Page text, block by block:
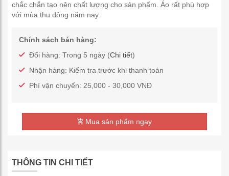
chắc chắn tạo nên chất lượng cho sản phẩm. Áo rất phù hợp
với mùa thu đông năm nay.
Chính sách bán hàng:
Đổi hàng: Trong 5 ngày (Chi tiết)
Nhận hàng: Kiểm tra trước khi thanh toán
Phí vận chuyển: 25,000 - 30,000 VNĐ
Mua sản phẩm ngay
THÔNG TIN CHI TIẾT